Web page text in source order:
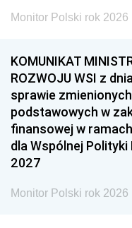
Monitor Polski rok 2026
KOMUNIKAT
ROZWOJU WSI z
sprawie
podstawowych w
finansowej w
dla Wspólnej
2027
Monitor Polski rok 2026